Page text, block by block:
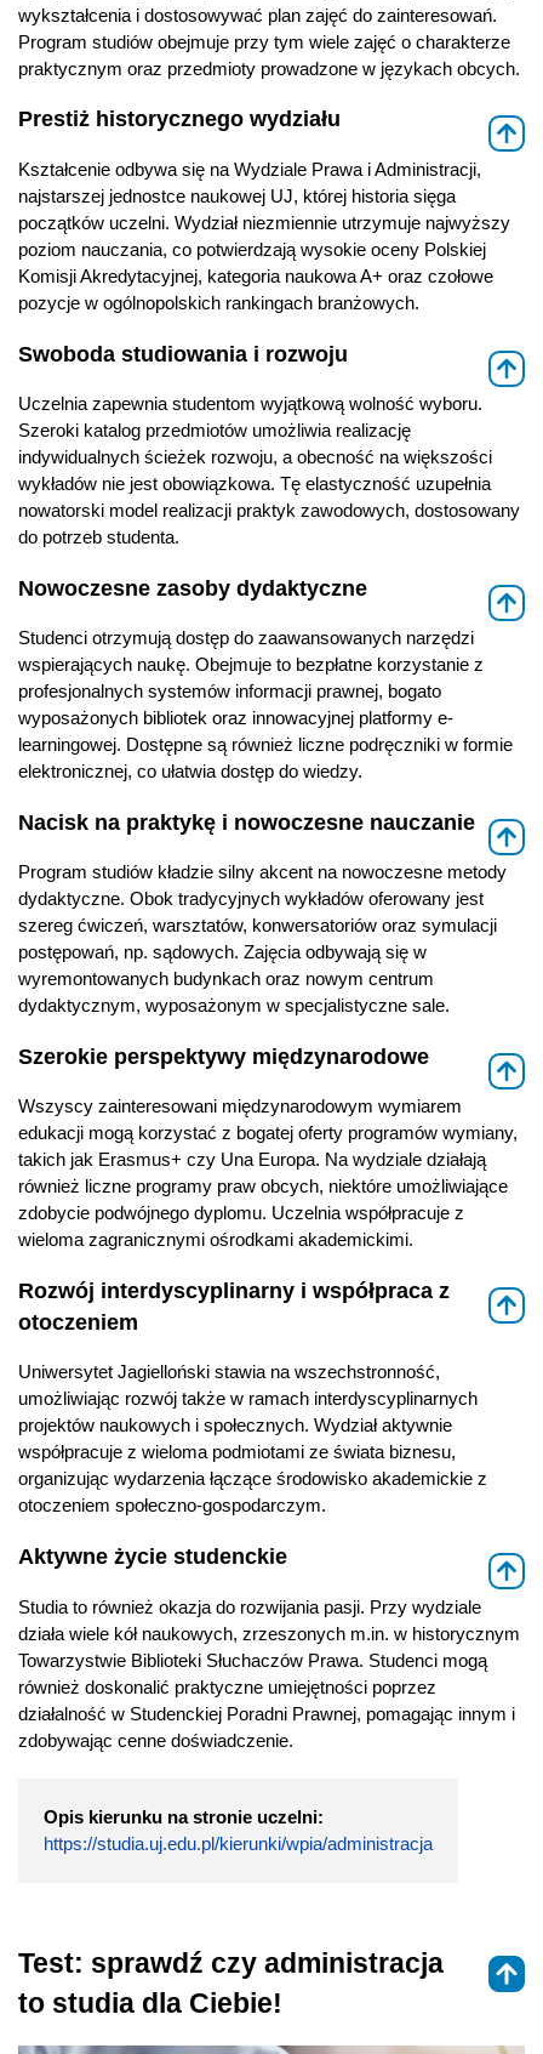
wykształcenia i dostosowywać plan zajęć do zainteresowań.
Program studiów obejmuje przy tym wiele zajęć o charakterze
praktycznym oraz przedmioty prowadzone w językach obcych.
Prestiż historycznego wydziału
Kształcenie odbywa się na Wydziale Prawa i Administracji,
najstarszej jednostce naukowej UJ, której historia sięga
początków uczelni. Wydział niezmiennie utrzymuje najwyższy
poziom nauczania, co potwierdzają wysokie oceny Polskiej
Komisji Akredytacyjnej, kategoria naukowa A+ oraz czołowe
pozycje w ogólnopolskich rankingach branżowych.
Swoboda studiowania i rozwoju
Uczelnia zapewnia studentom wyjątkową wolność wyboru.
Szeroki katalog przedmiotów umożliwia realizację
indywidualnych ścieżek rozwoju, a obecność na większości
wykładów nie jest obowiązkowa. Tę elastyczność uzupełnia
nowatorski model realizacji praktyk zawodowych, dostosowany
do potrzeb studenta.
Nowoczesne zasoby dydaktyczne
Studenci otrzymują dostęp do zaawansowanych narzędzi
wspierających naukę. Obejmuje to bezpłatne korzystanie z
profesjonalnych systemów informacji prawnej, bogato
wyposażonych bibliotek oraz innowacyjnej platformy e-
learningowej. Dostępne są również liczne podręczniki w formie
elektronicznej, co ułatwia dostęp do wiedzy.
Nacisk na praktykę i nowoczesne nauczanie
Program studiów kładzie silny akcent na nowoczesne metody
dydaktyczne. Obok tradycyjnych wykładów oferowany jest
szereg ćwiczeń, warsztatów, konwersatoriów oraz symulacji
postępowań, np. sądowych. Zajęcia odbywają się w
wyremontowanych budynkach oraz nowym centrum
dydaktycznym, wyposażonym w specjalistyczne sale.
Szerokie perspektywy międzynarodowe
Wszyscy zainteresowani międzynarodowym wymiarem
edukacji mogą korzystać z bogatej oferty programów wymiany,
takich jak Erasmus+ czy Una Europa. Na wydziale działają
również liczne programy praw obcych, niektóre umożliwiające
zdobycie podwójnego dyplomu. Uczelnia współpracuje z
wieloma zagranicznymi ośrodkami akademickimi.
Rozwój interdyscyplinarny i współpraca z
otoczeniem
Uniwersytet Jagielloński stawia na wszechstronność,
umożliwiając rozwój także w ramach interdyscyplinarnych
projektów naukowych i społecznych. Wydział aktywnie
współpracuje z wieloma podmiotami ze świata biznesu,
organizując wydarzenia łączące środowisko akademickie z
otoczeniem społeczno-gospodarczym.
Aktywne życie studenckie
Studia to również okazja do rozwijania pasji. Przy wydziale
działa wiele kół naukowych, zrzeszonych m.in. w historycznym
Towarzystwie Biblioteki Słuchaczów Prawa. Studenci mogą
również doskonalić praktyczne umiejętności poprzez
działalność w Studenckiej Poradni Prawnej, pomagając innym i
zdobywając cenne doświadczenie.
Opis kierunku na stronie uczelni:
https://studia.uj.edu.pl/kierunki/wpia/administracja
Test: sprawdź czy administracja
to studia dla Ciebie!